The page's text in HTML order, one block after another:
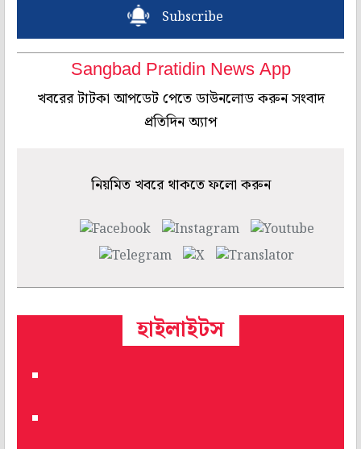
Subscribe
Sangbad Pratidin News App
খবরের টাটকা আপডেট পেতে ডাউনলোড করুন সংবাদ
প্রতিদিন অ্যাপ
নিয়মিত খবরে থাকতে ফলো করুন
হাইলাইটস